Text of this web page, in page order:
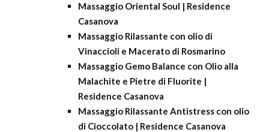
Massaggio Oriental Soul | Residence
Casanova
Massaggio Rilassante con olio di
Vinaccioli e Macerato di Rosmarino
Massaggio Gemo Balance con Olio alla
Malachite e Pietre di Fluorite |
Residence Casanova
Massaggio Rilassante Antistress con olio
di Cioccolato | Residence Casanova